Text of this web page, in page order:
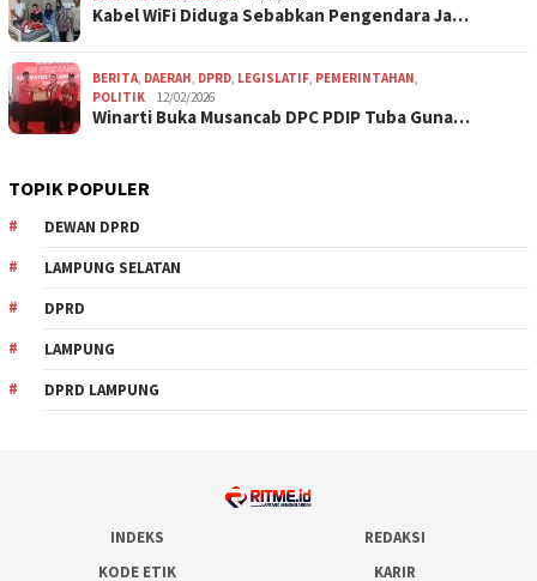
Kabel WiFi Diduga Sebabkan Pengendara Ja…
BERITA, DAERAH, DPRD, LEGISLATIF, PEMERINTAHAN,
POLITIK
12/02/2026
Winarti Buka Musancab DPC PDIP Tuba Guna…
TOPIK POPULER
DEWAN DPRD
LAMPUNG SELATAN
DPRD
LAMPUNG
DPRD LAMPUNG
INDEKS
REDAKSI
KODE ETIK
KARIR